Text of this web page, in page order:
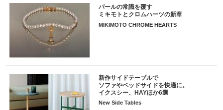
パールの常識を覆す
ミキモトとクロムハーツの新章
MIKIMOTO CHROME HEARTS
新作サイドテーブルで
ソファやベッドサイドを快適に。
イクスシー、HAYほか6選
New Side Tables